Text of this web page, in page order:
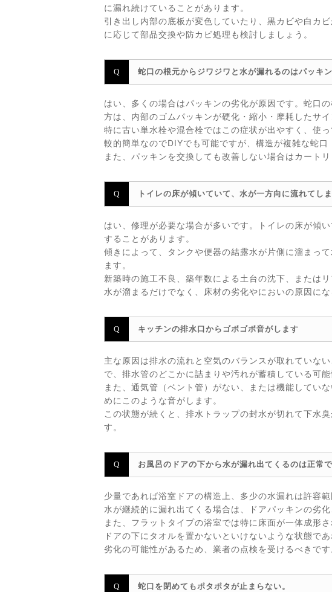
に漏れ続けていることがあります。
引き出し内部の底板が変色していたり、黒カビや白カ
に応じて部品交換や防カビ処理も検討しましょう。
蛇口の根元からジワジワと水が漏れるのはパッキ
はい、多くの場合はパッキンの劣化が原因です。蛇口
方は、内部のゴムパッキンが硬化・縮小・摩耗したサイ
特に古い単水栓や混合栓ではこの症状が出やすく、使
較的簡単なのでDIYでも可能ですが、構造が複雑な蛇
また、パッキンを交換しても改善しない場合はカート
トイレの床が傾いていて、水が一方向に流れてしま
はい、修理が必要な場合が多いです。トイレの床が傾
することがあります。
傾きによって、タンクや便器の結露水が片側に溜まっ
ます。
新築時の施工不良、築年数による土台の沈下、または
水が溜まるだけでなく、床材の劣化やにおいの原因に
キッチンの排水口からゴボゴボ音がします
主な原因は排水の流れと空気のバランスが取れていな
で、排水管のどこかに詰まりや汚れが蓄積している可能
また、通気管（ベント管）がない、または機能してい
めにこのような音がします。
この状態が続くと、排水トラップの封水が切れて下水
す。
お風呂のドアの下から水が漏れ出てくるのは正常
少量であれば浴室ドアの構造上、多少の水漏れは許容
水が継続的に漏れ出てくる場合は、ドアパッキンの劣
また、フラットタイプの浴室では特に床面が一体成形
ドアの下にタオルを置かないといけないような状態で
劣化の可能性があるため、業者の点検を受けるべきです
蛇口を閉めてもポタポタが止まらない。